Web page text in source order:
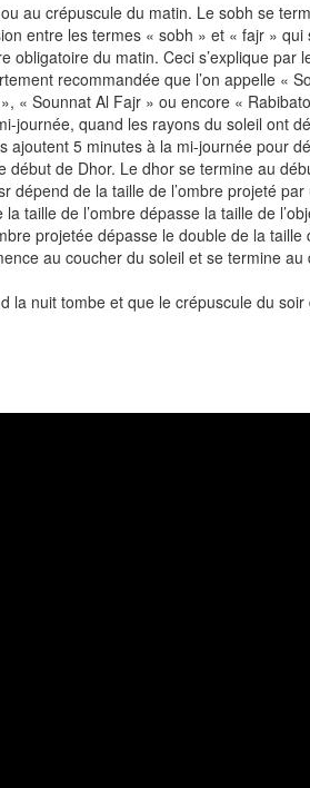
au crépuscule du matin. Le sobh se
entre les termes « sobh » et « fajr » qui
du matin. Ceci s’explique par
recommandée que l’on appelle «
« Sounnat Al Fajr » ou encore «
journée, quand les rayons du soleil ont
ajoutent 5 minutes à la mi-journée pour
début de Dhor. Le dhor se termine au
dépend de la taille de l’ombre projeté par
taille de l’ombre dépasse la taille de
projetée dépasse le double de la taille
au coucher du soleil et se termine au
la nuit tombe et que le crépuscule du soir